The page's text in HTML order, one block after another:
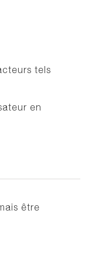
tels
en
être